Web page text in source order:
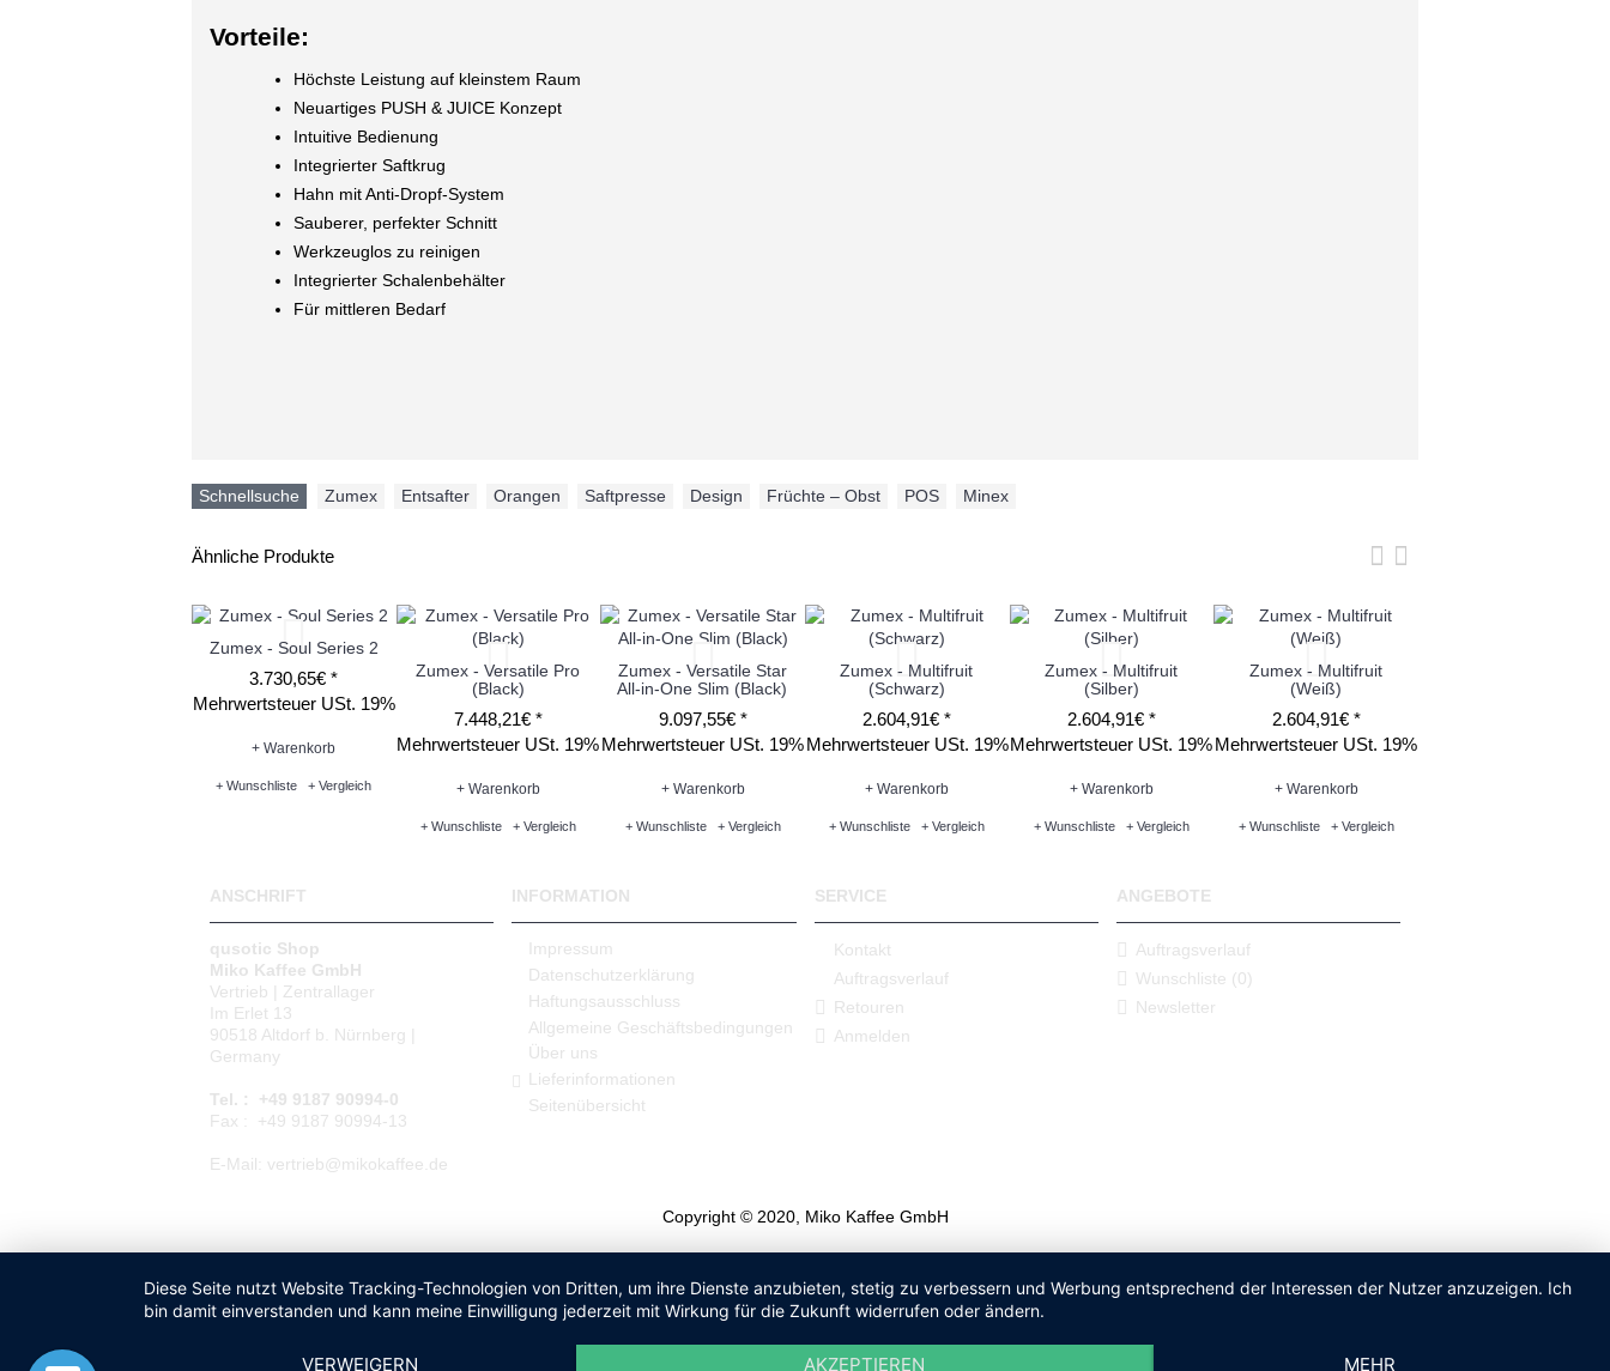
Vorteile:
Höchste Leistung auf kleinstem Raum
Neuartiges PUSH & JUICE Konzept
Intuitive Bedienung
Integrierter Saftkrug
Hahn mit Anti-Dropf-System
Sauberer, perfekter Schnitt
Werkzeuglos zu reinigen
Integrierter Schalenbehälter
Für mittleren Bedarf
Schnellsuche Zumex Entsafter Orangen Saftpresse Design Früchte – Obst POS Minex
Ähnliche Produkte
Zumex - Soul Series 2
3.730,65€ *
Mehrwertsteuer USt. 19%
+ Warenkorb
+ Wunschliste + Vergleich
Zumex - Versatile Pro
(Black)
7.448,21€ *
Mehrwertsteuer USt. 19%
+ Warenkorb
+ Wunschliste + Vergleich
Zumex - Versatile Star
All-in-One Slim (Black)
9.097,55€ *
Mehrwertsteuer USt. 19%
+ Warenkorb
+ Wunschliste + Vergleich
Zumex - Multifruit
(Schwarz)
2.604,91€ *
Mehrwertsteuer USt. 19%
+ Warenkorb
+ Wunschliste + Vergleich
Zumex - Multifruit
(Silber)
2.604,91€ *
Mehrwertsteuer USt. 19%
+ Warenkorb
+ Wunschliste + Vergleich
Zumex - Multifruit
(Weiß)
2.604,91€ *
Mehrwertsteuer USt. 19%
+ Warenkorb
+ Wunschliste + Vergleich
ANSCHRIFT
qusotic Shop
Miko Kaffee GmbH
Vertrieb | Zentrallager
Im Erlet 13
90518 Altdorf b. Nürnberg |
Germany
Tel. : +49 9187 90994-0
Fax : +49 9187 90994-13
E-Mail: vertrieb@mikokaffee.de
INFORMATION
Impressum
Datenschutzerklärung
Haftungsausschluss
Allgemeine Geschäftsbedingungen
Über uns
Lieferinformationen
Seitenübersicht
SERVICE
Kontakt
Auftragsverlauf
Retouren
Anmelden
ANGEBOTE
Auftragsverlauf
Wunschliste (0)
Newsletter
Copyright © 2020, Miko Kaffee GmbH
Diese Seite nutzt Website Tracking-Technologien von Dritten, um ihre Dienste anzubieten, stetig zu verbessern und Werbung entsprechend der Interessen der Nutzer anzuzeigen. Ich
bin damit einverstanden und kann meine Einwilligung jederzeit mit Wirkung für die Zukunft widerrufen oder ändern.
VERWEIGERN AKZEPTIEREN MEHR